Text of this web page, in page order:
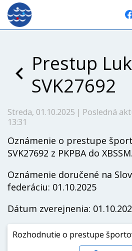
Prestup
SVK27692
Streda, 01.10.2025 | Posledná
13:31
Oznámenie o prestupe
SVK27692 z PKPBA do XBSSM.
Oznámenie doručené na
federáciu: 01.10.2025
Dátum zverejnenia: